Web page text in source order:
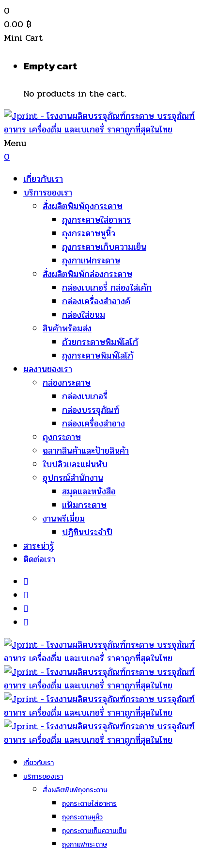
0
0.00 ฿
Mini Cart
Empty cart
No products in the cart.
Menu
0
เกี่ยวกับเรา
บริการของเรา
สั่งผลิตพิมพ์ถุงกระดาษ
ถุงกระดาษใส่อาหาร
ถุงกระดาษหูหิ้ว
ถุงกระดาษเก็บความเย็น
ถุงกาแฟกระดาษ
สั่งผลิตพิมพ์กล่องกระดาษ
กล่องเบเกอรี่ กล่องใส่เค้ก
กล่องเครื่องสำอางค์
กล่องใส่ขนม
สินค้าพร้อมส่ง
ถ้วยกระดาษพิมพ์โลโก้
ถุงกระดาษพิมพ์โลโก้
ผลงานของเรา
กล่องกระดาษ
กล่องเบเกอรี่
กล่องบรรจุภัณฑ์
กล่องเครื่องสำอาง
ถุงกระดาษ
ฉลากสินค้าและป้ายสินค้า
ใบปลิวและแผ่นพับ
อุปกรณ์สำนักงาน
สมุดและหนังสือ
แฟ้มกระดาษ
งานพรีเมี่ยม
ปฏิทินประจำปี
สาระน่ารู้
ติดต่อเรา
เกี่ยวกับเรา
บริการของเรา
สั่งผลิตพิมพ์ถุงกระดาษ
ถุงกระดาษใส่อาหาร
ถุงกระดาษหูหิ้ว
ถุงกระดาษเก็บความเย็น
ถุงกาแฟกระดาษ